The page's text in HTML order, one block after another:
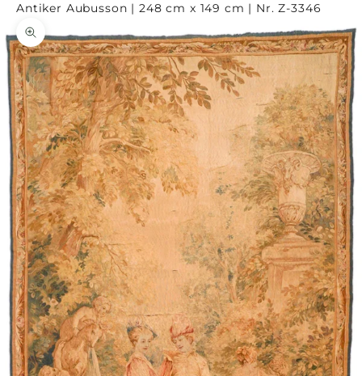
Antiker Aubusson | 248 cm x 149 cm | Nr. Z-3346
In-/uitzoomen